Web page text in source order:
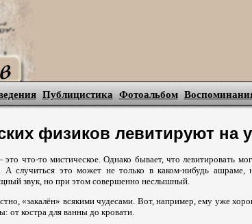
Публицистика Фотоальбом
физиков левитируют на
что-то мистическое. Однако бывает, что левитировать
А случиться это может не только в каком-нибудь
звук, но при этом совершенно неслышный.
«закалён» всякими чудесами. Вот, например, ему уже
от костра для ванны до кровати.